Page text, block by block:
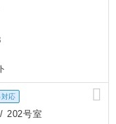
応
202号室